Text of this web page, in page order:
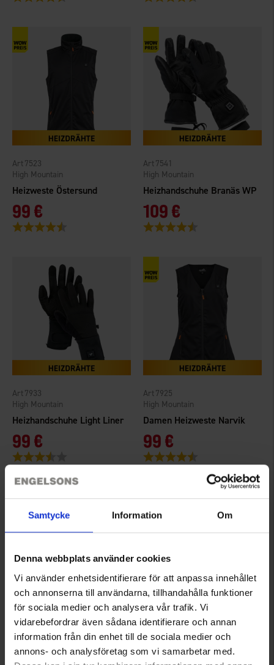
Samtycke Information Om
Denna webbplats använder cookies
Vi använder enhetsidentifierare för att anpassa innehållet
och annonserna till användarna, tillhandahålla funktioner
för sociala medier och analysera vår trafik. Vi
vidarebefordrar även sådana identifierare och annan
information från din enhet till de sociala medier och
annons- och analysföretag som vi samarbetar med.
Heizweste Östersund
High Mountain
7523
99 €
Bewertung:
Heizhandschuhe Branäs WP
High Mountain
7541
109 €
Bewertung:
Heizhandschuhe Light Liner
High Mountain
7933
99 €
Bewertung:
Damen Heizweste Narvik
High Mountain
7925
99 €
Bewertung:
Wärmesohlen
High Mountain
7934
Herren Heizweste Sälen
High Mountain
7530